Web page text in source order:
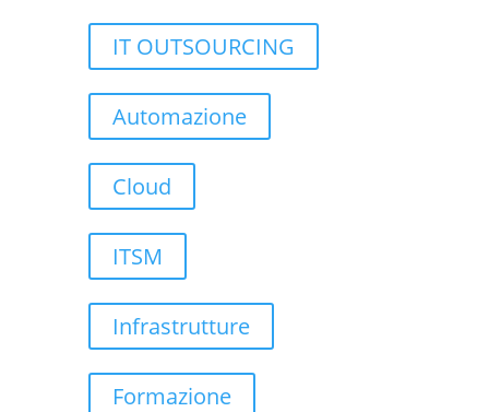
IT OUTSOURCING
Automazione
Cloud
ITSM
Infrastrutture
Formazione